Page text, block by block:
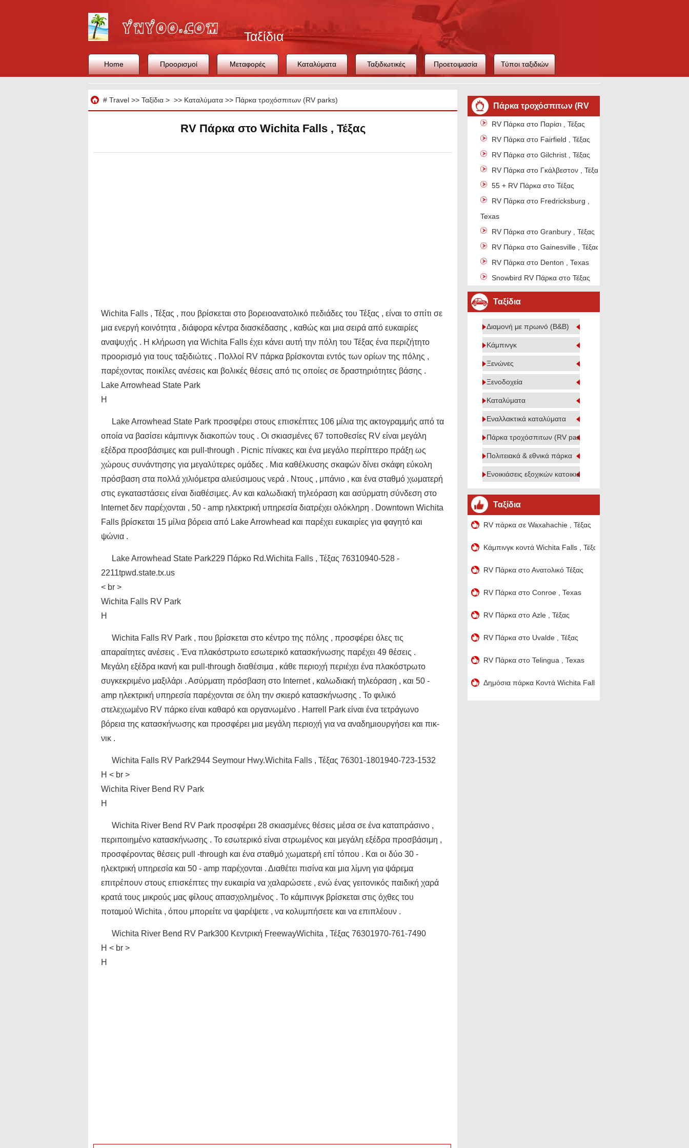
Ταξίδια
Home Προορισμοί Μεταφορές Καταλύματα Ταξιδιωτικές Προετοιμασία Τύποι ταξιδιών
# Travel>> Ταξίδια> >> Καταλύματα>> Πάρκα τροχόσπιτων (RV parks)
RV Πάρκα στο Wichita Falls , Τέξας
Wichita Falls , Τέξας , που βρίσκεται στο βορειοανατολικό πεδιάδες του Τέξας , είναι το σπίτι σε
μια ενεργή κοινότητα , διάφορα κέντρα διασκέδασης , καθώς και μια σειρά από ευκαιρίες
αναψυχής . Η κλήρωση για Wichita Falls έχει κάνει αυτή την πόλη του Τέξας ένα περιζήτητο
προορισμό για τους ταξιδιώτες . Πολλοί RV πάρκα βρίσκονται εντός των ορίων της πόλης ,
παρέχοντας ποικίλες ανέσεις και βολικές θέσεις από τις οποίες σε δραστηριότητες βάσης .
Lake Arrowhead State Park
Η
Lake Arrowhead State Park προσφέρει στους επισκέπτες 106 μίλια της ακτογραμμής από τα
οποία να βασίσει κάμπινγκ διακοπών τους . Οι σκιασμένες 67 τοποθεσίες RV είναι μεγάλη
εξέδρα προσβάσιμες και pull-through . Picnic πίνακες και ένα μεγάλο περίπτερο πράξη ως
χώρους συνάντησης για μεγαλύτερες ομάδες . Μια καθέλκυσης σκαφών δίνει σκάφη εύκολη
πρόσβαση στα πολλά χιλιόμετρα αλιεύσιμους νερά . Ντους , μπάνιο , και ένα σταθμό χωματερή
στις εγκαταστάσεις είναι διαθέσιμες. Αν και καλωδιακή τηλεόραση και ασύρματη σύνδεση στο
Internet δεν παρέχονται , 50 - amp ηλεκτρική υπηρεσία διατρέχει ολόκληρη . Downtown Wichita
Falls βρίσκεται 15 μίλια βόρεια από Lake Arrowhead και παρέχει ευκαιρίες για φαγητό και
ψώνια .
Lake Arrowhead State Park229 Πάρκο Rd.Wichita Falls , Τέξας 76310940-528 -
2211tpwd.state.tx.us
< br >
Wichita Falls RV Park
Η
Wichita Falls RV Park , που βρίσκεται στο κέντρο της πόλης , προσφέρει όλες τις
απαραίτητες ανέσεις . Ένα πλακόστρωτο εσωτερικό κατασκήνωσης παρέχει 49 θέσεις .
Μεγάλη εξέδρα ικανή και pull-through διαθέσιμα , κάθε περιοχή περιέχει ένα πλακόστρωτο
συγκεκριμένο μαξιλάρι . Ασύρματη πρόσβαση στο Internet , καλωδιακή τηλεόραση , και 50 -
amp ηλεκτρική υπηρεσία παρέχονται σε όλη την σκιερό κατασκήνωσης . Το φιλικό
στελεχωμένο RV πάρκο είναι καθαρό και οργανωμένο . Harrell Park είναι ένα τετράγωνο
βόρεια της κατασκήνωσης και προσφέρει μια μεγάλη περιοχή για να αναδημιουργήσει και πικ-
νικ .
Wichita Falls RV Park2944 Seymour Hwy.Wichita Falls , Τέξας 76301-1801940-723-1532
Η < br >
Wichita River Bend RV Park
Η
Wichita River Bend RV Park προσφέρει 28 σκιασμένες θέσεις μέσα σε ένα καταπράσινο ,
περιποιημένο κατασκήνωσης . Το εσωτερικό είναι στρωμένος και μεγάλη εξέδρα προσβάσιμη ,
προσφέροντας θέσεις pull -through και ένα σταθμό χωματερή επί τόπου . Και οι δύο 30 -
ηλεκτρική υπηρεσία και 50 - amp παρέχονται . Διαθέτει πισίνα και μια λίμνη για ψάρεμα
επιτρέπουν στους επισκέπτες την ευκαιρία να χαλαρώσετε , ενώ ένας γειτονικός παιδική χαρά
κρατά τους μικρούς μας φίλους απασχολημένος . Το κάμπινγκ βρίσκεται στις όχθες του
ποταμού Wichita , όπου μπορείτε να ψαρέψετε , να κολυμπήσετε και να επιπλέουν .
Wichita River Bend RV Park300 Κεντρική FreewayWichita , Τέξας 76301970-761-7490
Η < br >
Η
Πάρκα τροχόσπιτων (RV
parks)
RV Πάρκα στο Παρίσι , Τέξας
RV Πάρκα στο Fairfield , Τέξας
RV Πάρκα στο Gilchrist , Τέξας
RV Πάρκα στο Γκάλβεστον , Τέξας
55 + RV Πάρκα στο Τέξας
RV Πάρκα στο Fredricksburg ,
Texas
RV Πάρκα στο Granbury , Τέξας
RV Πάρκα στο Gainesville , Τέξας
RV Πάρκα στο Denton , Texas
Snowbird RV Πάρκα στο Τέξας
Ταξίδια
Διαμονή με πρωινό (B&B)
Κάμπινγκ
Ξενώνες
Ξενοδοχεία
Καταλύματα
Εναλλακτικά καταλύματα
Πάρκα τροχόσπιτων (RV parks)
Πολιτειακά & εθνικά πάρκα
Ενοικιάσεις εξοχικών κατοικιών
Ταξίδια
RV πάρκα σε Waxahachie , Τέξας
Κάμπινγκ κοντά Wichita Falls , Τέξας
RV Πάρκα στο Ανατολικό Τέξας
RV Πάρκα στο Conroe , Texas
RV Πάρκα στο Azle , Τέξας
RV Πάρκα στο Uvalde , Τέξας
RV Πάρκα στο Telingua , Texas
Δημόσια πάρκα Κοντά Wichita Falls , Τέξας